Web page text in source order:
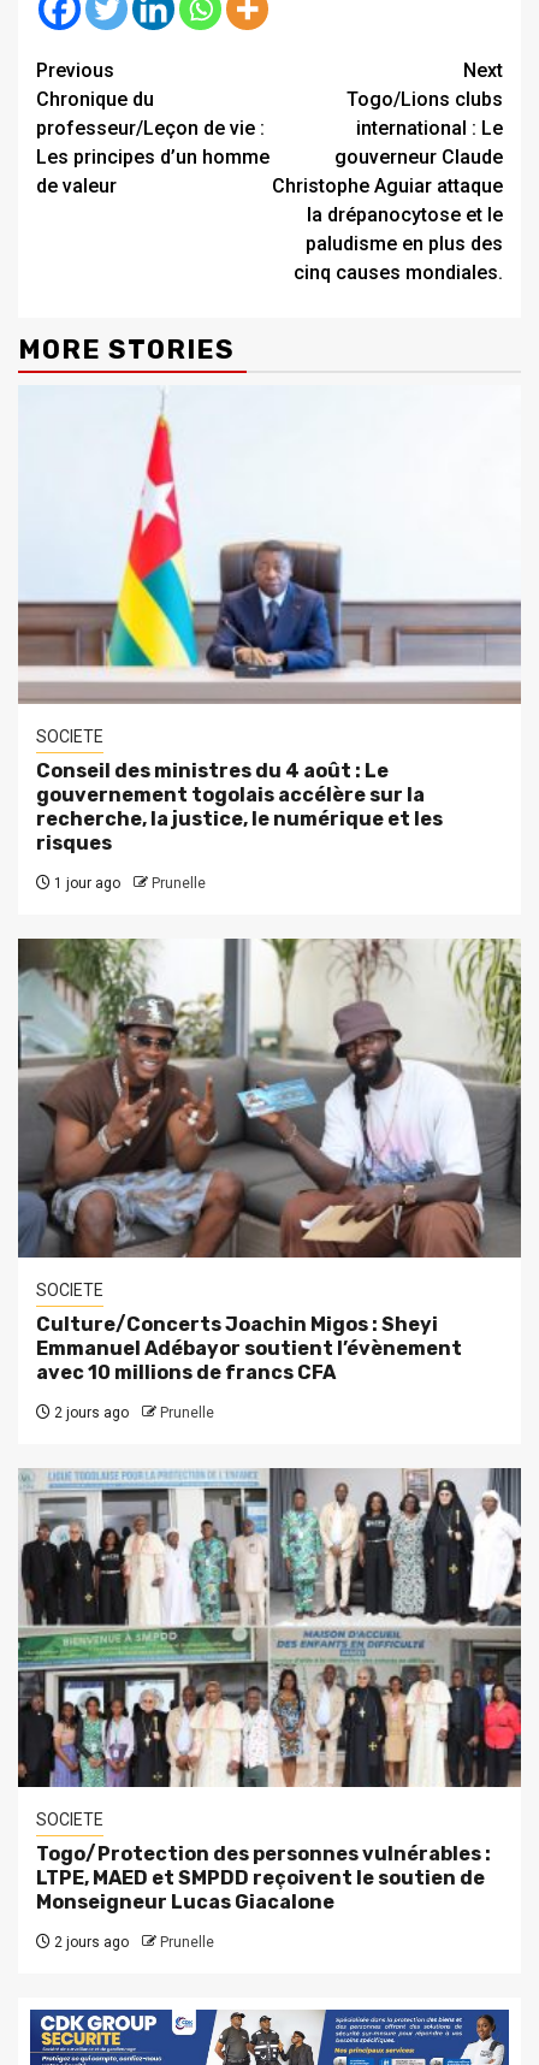
Continue
Reading
Previous
Chronique du
professeur/Leçon de vie :
Les principes d’un homme
de valeur
Next
Togo/Lions clubs
international : Le
gouverneur Claude
Christophe Aguiar attaque
la drépanocytose et le
paludisme en plus des
cinq causes mondiales.
MORE STORIES
SOCIETE
Conseil des ministres du 4 août : Le
gouvernement togolais accélère sur la
recherche, la justice, le numérique et les
risques
1 jour ago Prunelle
SOCIETE
Culture/Concerts Joachin Migos : Sheyi
Emmanuel Adébayor soutient l’évènement
avec 10 millions de francs CFA
2 jours ago Prunelle
SOCIETE
Togo/Protection des personnes vulnérables :
LTPE, MAED et SMPDD reçoivent le soutien de
Monseigneur Lucas Giacalone
2 jours ago Prunelle